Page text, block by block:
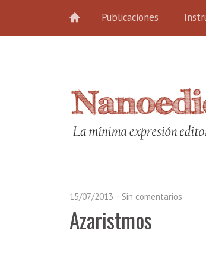
Publicaciones
15/07/2013 Sin comentarios
Azaristmos